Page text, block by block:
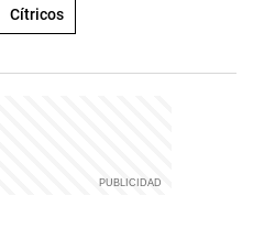
Cítricos